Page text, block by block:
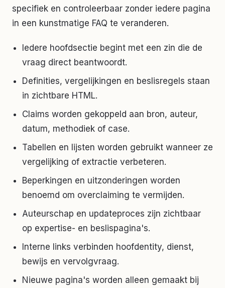
specifiek en controleerbaar zonder iedere pagina
in een kunstmatige FAQ te veranderen.
Iedere hoofdsectie begint met een zin die de
vraag direct beantwoordt.
Definities, vergelijkingen en beslisregels staan
in zichtbare HTML.
Claims worden gekoppeld aan bron, auteur,
datum, methodiek of case.
Tabellen en lijsten worden gebruikt wanneer ze
vergelijking of extractie verbeteren.
Beperkingen en uitzonderingen worden
benoemd om overclaiming te vermijden.
Auteurschap en updateproces zijn zichtbaar
op expertise- en beslispagina's.
Interne links verbinden hoofdentity, dienst,
bewijs en vervolgvraag.
Nieuwe pagina's worden alleen gemaakt bij